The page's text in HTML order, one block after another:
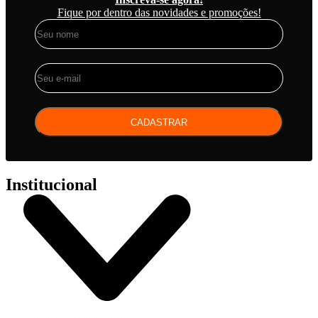
Fique por dentro das novidades e promoções!
CADASTRAR
Institucional